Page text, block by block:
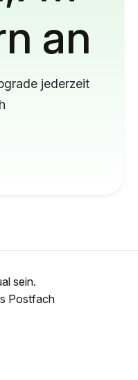
an
jederzeit
sein.
Postfach